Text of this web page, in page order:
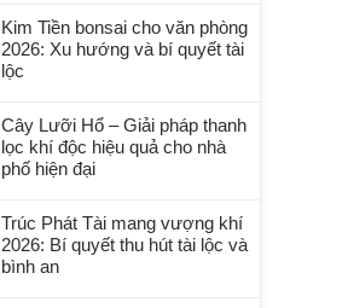
Kim Tiền bonsai cho văn phòng
2026: Xu hướng và bí quyết tài
lộc
Cây Lưỡi Hổ – Giải pháp thanh
lọc khí độc hiệu quả cho nhà
phố hiện đại
Trúc Phát Tài mang vượng khí
2026: Bí quyết thu hút tài lộc và
bình an